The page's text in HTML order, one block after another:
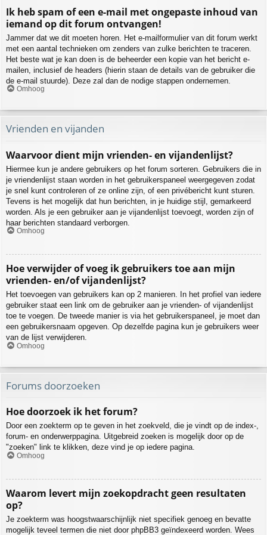
Ik heb spam of een e-mail met ongepaste inhoud van
iemand op dit forum ontvangen!
Jammer dat we dit moeten horen. Het e-mailformulier van dit forum werkt
met een aantal technieken om zenders van zulke berichten te traceren.
Het beste wat je kan doen is de beheerder een kopie van het bericht e-
mailen, inclusief de headers (hierin staan de details van de gebruiker die
de e-mail stuurde). Deze zal dan de nodige stappen ondernemen.
Omhoog
Vrienden en vijanden
Waarvoor dient mijn vrienden- en vijandenlijst?
Hiermee kun je andere gebruikers op het forum sorteren. Gebruikers die in
je vriendenlijst staan worden in het gebruikerspaneel weergegeven zodat
je snel kunt controleren of ze online zijn, of een privébericht kunt sturen.
Tevens is het mogelijk dat hun berichten, in je huidige stijl, gemarkeerd
worden. Als je een gebruiker aan je vijandenlijst toevoegt, worden zijn of
haar berichten standaard verborgen.
Omhoog
Hoe verwijder of voeg ik gebruikers toe aan mijn
vrienden- en/of vijandenlijst?
Het toevoegen van gebruikers kan op 2 manieren. In het profiel van iedere
gebruiker staat een link om de gebruiker aan je vrienden- of vijandenlijst
toe te voegen. De tweede manier is via het gebruikerspaneel, je moet dan
een gebruikersnaam opgeven. Op dezelfde pagina kun je gebruikers weer
van de lijst verwijderen.
Omhoog
Forums doorzoeken
Hoe doorzoek ik het forum?
Door een zoekterm op te geven in het zoekveld, die je vindt op de index-,
forum- en onderwerppagina. Uitgebreid zoeken is mogelijk door op de
"zoeken" link te klikken, deze vind je op iedere pagina.
Omhoog
Waarom levert mijn zoekopdracht geen resultaten
op?
Je zoekterm was hoogstwaarschijnlijk niet specifiek genoeg en bevatte
mogelijk teveel termen die niet door phpBB3 geïndexeerd worden. Wees